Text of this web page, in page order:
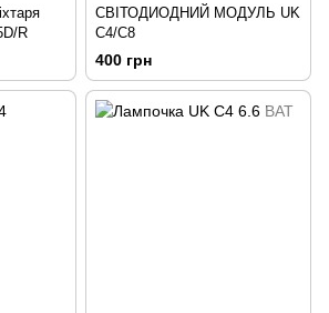
R
СВІТОДИОДНИЙ МОДУЛЬ UK
С4/С8
400 грн